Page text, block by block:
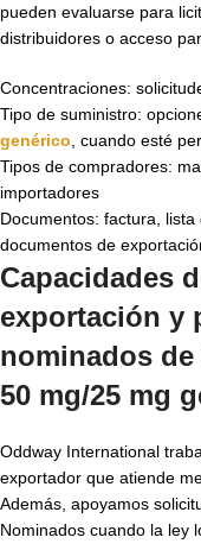
pueden evaluarse para
distribuidores o acceso
Concentraciones:
Tipo de suministro:
genérico , cuando esté
Tipos de compradores:
importadores
Documentos: factura,
documentos de
Capacidades
exportación y
nominados de
50 mg/25 mg
Oddway International
exportador que atiende
Además, apoyamos
Nominados cuando la ley